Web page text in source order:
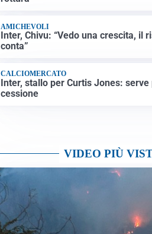
AMICHEVOLI
Inter, Chivu: “Vedo una crescita, il
conta”
CALCIOMERCATO
Inter, stallo per Curtis Jones: serve
cessione
VIDEO PIÙ